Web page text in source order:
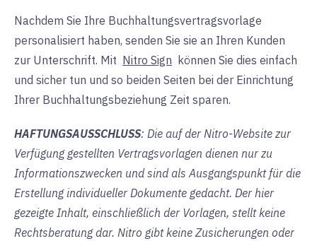
Nachdem Sie Ihre Buchhaltungsvertragsvorlage
personalisiert haben, senden Sie sie an Ihren Kunden
zur Unterschrift. Mit Nitro Sign können Sie dies einfach
und sicher tun und so beiden Seiten bei der Einrichtung
Ihrer Buchhaltungsbeziehung Zeit sparen.
HAFTUNGSAUSSCHLUSS: Die auf der Nitro-Website zur
Verfügung gestellten Vertragsvorlagen dienen nur zu
Informationszwecken und sind als Ausgangspunkt für die
Erstellung individueller Dokumente gedacht. Der hier
gezeigte Inhalt, einschließlich der Vorlagen, stellt keine
Rechtsberatung dar. Nitro gibt keine Zusicherungen oder